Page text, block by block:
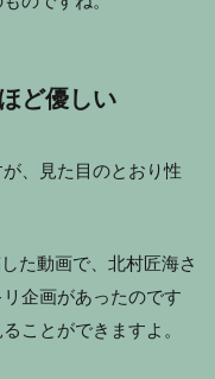
ど優しい
、見た目のとおり性
た動画で、北村匠海さ
企画があったのです
ことができますよ。